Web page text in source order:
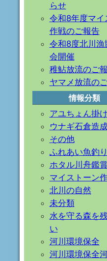
らせ
令和8年度マイ
作戦のご報告
令和8度北川漁
会開催
稚鮎放流のご
ヤマメ放流の
情報分類
アユちょん掛
ウナギ石倉造
その他
ふれあい魚釣
ホタル川舟鑑賞
マイストーン
北川の自然
未分類
水を守る森を
い
河川環境保全
河川環境保全